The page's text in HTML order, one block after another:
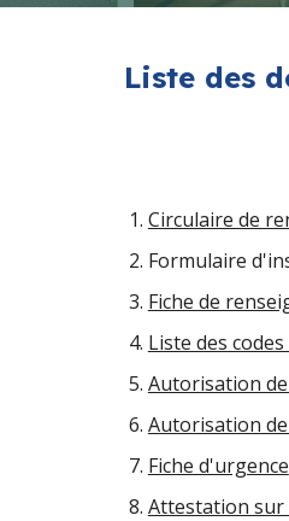
Liste des
Circulaire de
Formulaire
Fiche de
Liste des codes
Autorisation
Autorisation
Fiche d'urgence
Attestation sur